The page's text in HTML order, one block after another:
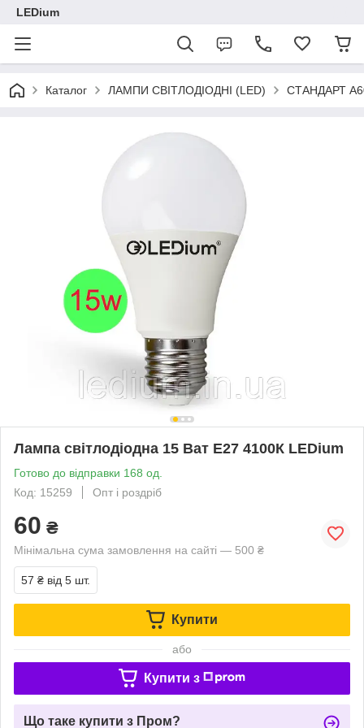
LEDium
Каталог ЛАМПИ СВІТЛОДІОДНІ (LED) СТАНДАРТ
Лампа світлодіодна 15 Ват Е27 4100К LEDium
Готово до відправки 168 од.
Код: 15259
Опт і роздріб
60 ₴
Мінімальна сума замовлення на сайті — 500 ₴
57 ₴ від 5 шт.
Купити
або
Купити з
Що таке купити з Пром?